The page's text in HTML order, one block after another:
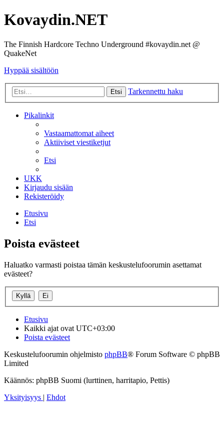
Kovaydin.NET
The Finnish Hardcore Techno Underground #kovaydin.net @
QuakeNet
Hyppää sisältöön
Etsi Tarkennettu haku
Pikalinkit
Vastaamattomat aiheet
Aktiiviset viestiketjut
Etsi
UKK
Kirjaudu sisään
Rekisteröidy
Etusivu
Etsi
Poista evästeet
Haluatko varmasti poistaa tämän keskustelufoorumin asettamat
evästeet?
Etusivu
Kaikki ajat ovat UTC+03:00
Poista evästeet
Keskustelufoorumin ohjelmisto phpBB® Forum Software © phpBB
Limited
Käännös: phpBB Suomi (lurttinen, harritapio, Pettis)
Yksityisyys | Ehdot